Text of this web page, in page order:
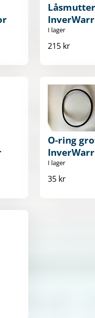
I lager
215 kr
O-ring
I lager
35 kr